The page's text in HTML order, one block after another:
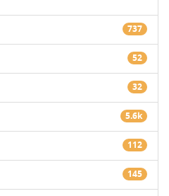
737
52
32
5.6k
112
145